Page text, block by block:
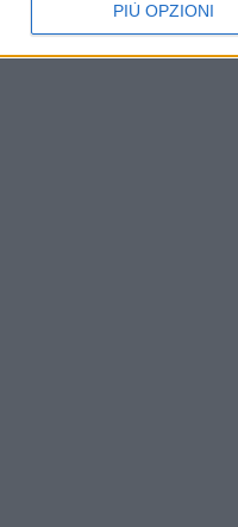
PIÙ OPZIONI